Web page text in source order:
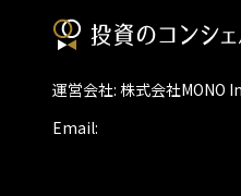
運営会社: 株式会社MONO
Email: